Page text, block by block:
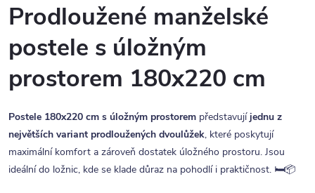
Prodloužené manželské
postele s úložným
prostorem 180x220 cm
Postele 180x220 cm s úložným prostorem představujíjednu z
největších variant prodloužených dvoulůžek, které poskytují
maximální komfort a zároveň dostatek úložného prostoru. Jsou
ideální do ložnic, kde se klade důraz na pohodlí i praktičnost. 🛏️📦